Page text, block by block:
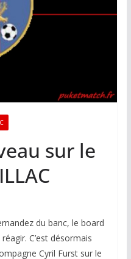
sur le
du banc, le board
C’est désormais
Cyril Furst sur le